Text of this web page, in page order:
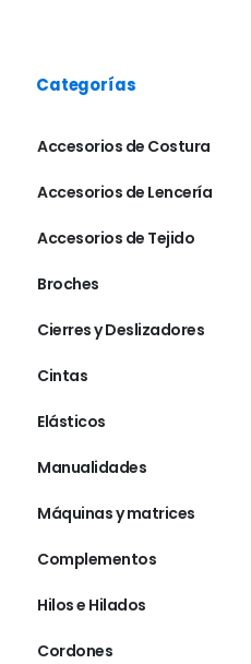
Categorías
Accesorios de Costura
Accesorios de Lencería
Accesorios de Tejido
Broches
Cierres y Deslizadores
Cintas
Elásticos
Manualidades
Máquinas y matrices
Complementos
Hilos e Hilados
Cordones